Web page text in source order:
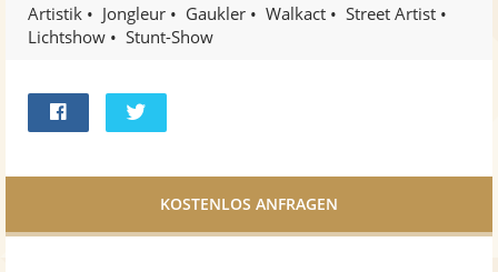
Artistik Jongleur Gaukler Walkact
Street Artist
Lichtshow
Stunt-Show
Facebook